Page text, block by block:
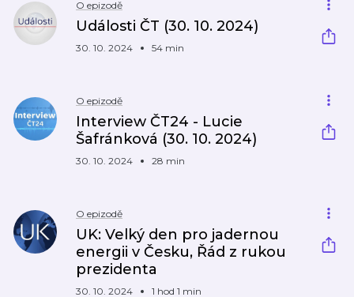
O epizodě
Události ČT (30. 10. 2024)
30. 10. 2024 54 min
O epizodě
Interview ČT24 - Lucie
Šafránková (30. 10. 2024)
30. 10. 2024 28 min
O epizodě
UK: Velký den pro jadernou
energii v Česku, Řád z rukou
prezidenta
30. 10. 2024 1 hod 1 min